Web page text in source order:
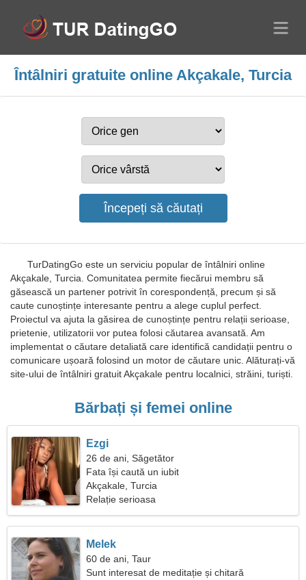
Întâlniri gratuite online Akçakale, Turcia
TurDatingGo este un serviciu popular de întâlniri online
Akçakale, Turcia. Comunitatea permite fiecărui membru să
găsească un partener potrivit în corespondență, precum și să
caute cunoștințe interesante pentru a alege cuplul perfect.
Proiectul va ajuta la găsirea de cunoștințe pentru relații serioase,
prietenie, utilizatorii vor putea folosi căutarea avansată. Am
implementat o căutare detaliată care identifică candidații pentru o
comunicare ușoară folosind un motor de căutare unic. Alăturați-vă
site-ului de întâlniri gratuit Akçakale pentru localnici, străini, turiști.
Bărbați și femei online
Ezgi
26 de ani, Săgetător
Fata își caută un iubit
Akçakale, Turcia
Relație serioasa
Melek
60 de ani, Taur
Sunt interesat de meditație și chitară